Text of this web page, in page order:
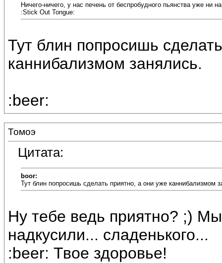
Ничего-ничего, у нас печень от беспробудного пьянства уже
:Stick Out Tongue:
Тут блин попросишь
каннибализмом занялись.
:beer:
Томоэ
Цитата:
boor:
Тут блин попросишь сделать приятно, а они уже каннибализмом
Ну тебе ведь приятно? ;)
надкусили... сладенького...
:beer: Твое здоровье!